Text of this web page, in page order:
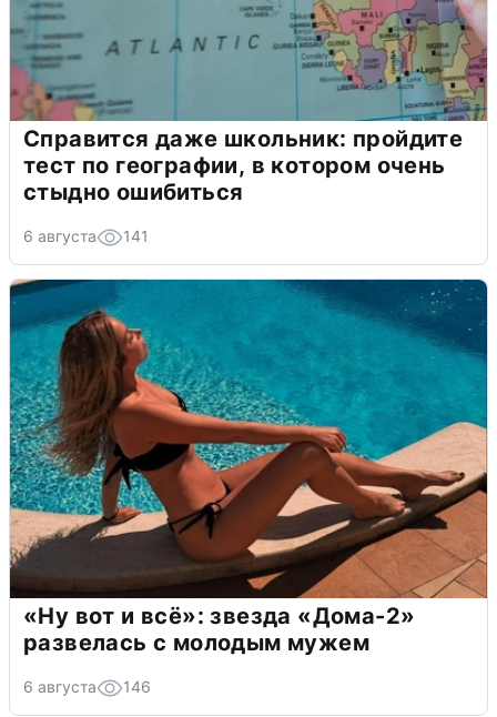
Справится даже школьник: пройдите
тест по географии, в котором очень
стыдно ошибиться
6 августа 141
«Ну вот и всё»: звезда «Дома-2»
развелась с молодым мужем
6 августа 146